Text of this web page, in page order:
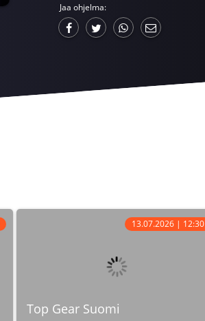
Jaa ohjelma:
Top Gear Suomi
13.07.2026 | 12:30